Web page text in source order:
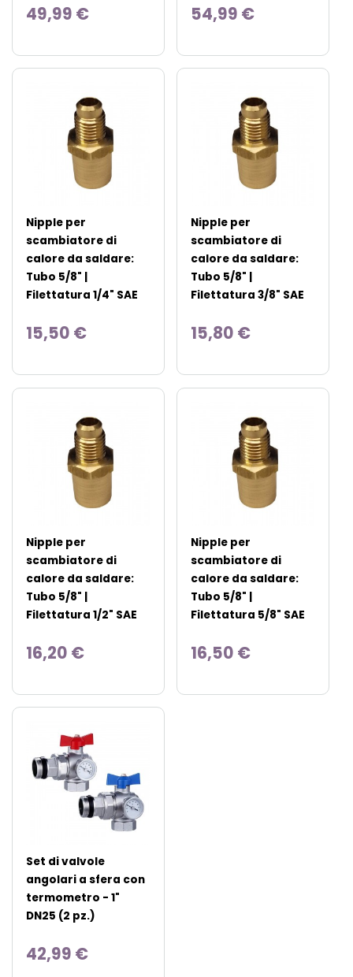
49,99 € 54,99 €
Nipple per
scambiatore di
calore da saldare:
Tubo 5/8" |
Filettatura 1/4" SAE
15,50 €
Nipple per
scambiatore di
calore da saldare:
Tubo 5/8" |
Filettatura 3/8" SAE
15,80 €
Nipple per
scambiatore di
calore da saldare:
Tubo 5/8" |
Filettatura 1/2" SAE
16,20 €
Nipple per
scambiatore di
calore da saldare:
Tubo 5/8" |
Filettatura 5/8" SAE
16,50 €
Set di valvole
angolari a sfera con
termometro - 1"
DN25 (2 pz.)
42,99 €